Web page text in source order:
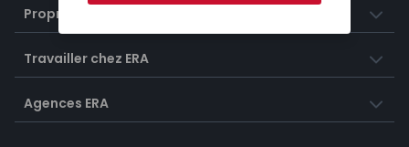
Propriétés
Travailler chez ERA
Agences ERA